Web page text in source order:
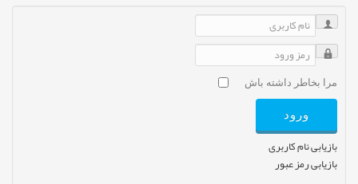
نام کاربری
رمز ورود
مرا بخاطر داشته باش
ورود
بازیابی نام کاربری
بازیابی رمز عبور